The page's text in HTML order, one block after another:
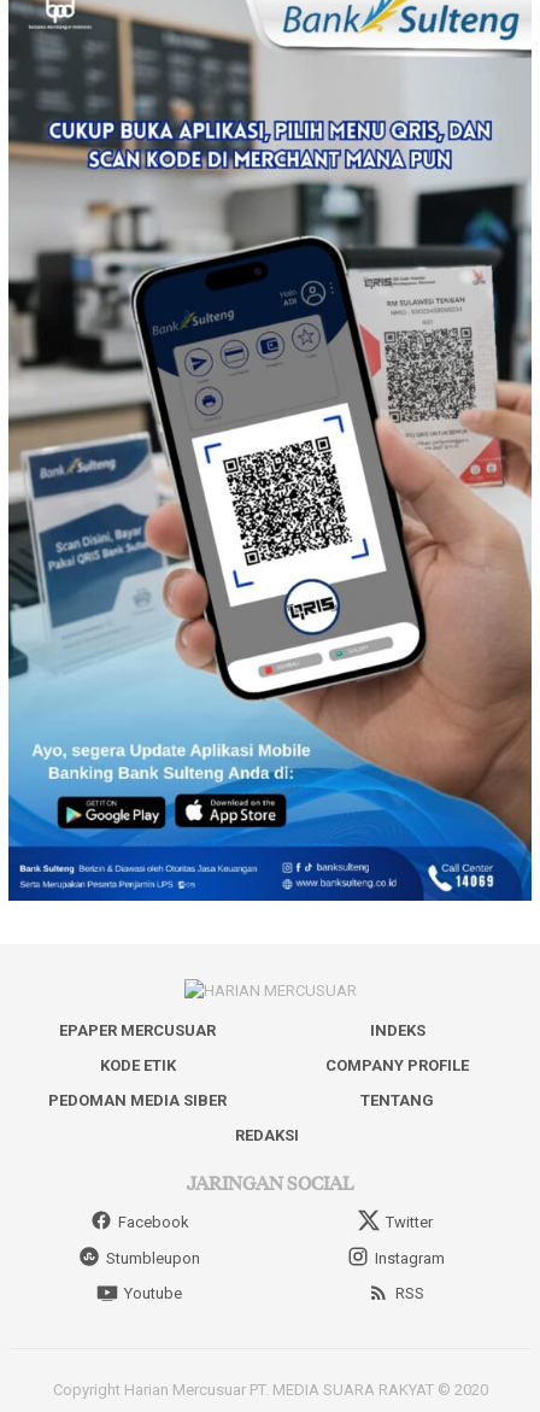
EPAPER MERCUSUAR
INDEKS
KODE ETIK
COMPANY PROFILE
PEDOMAN MEDIA SIBER
TENTANG
REDAKSI
JARINGAN SOCIAL
Facebook
Twitter
Stumbleupon
Instagram
Youtube
RSS
Copyright Harian Mercusuar PT. MEDIA SUARA RAKYAT © 2020